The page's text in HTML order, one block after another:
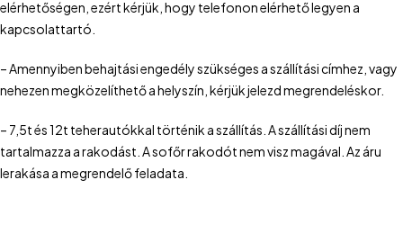
elérhetőségen, ezért kérjük, hogy telefonon elérhető legyen a
kapcsolattartó.
– Amennyiben behajtási engedély szükséges a szállítási címhez, vagy
nehezen megközelíthető a helyszín, kérjük jelezd megrendeléskor.
– 7,5t és 12t teherautókkal történik a szállítás. A szállítási díj nem
tartalmazza a rakodást. A sofőr rakodót nem visz magával. Az áru
lerakása a megrendelő feladata.